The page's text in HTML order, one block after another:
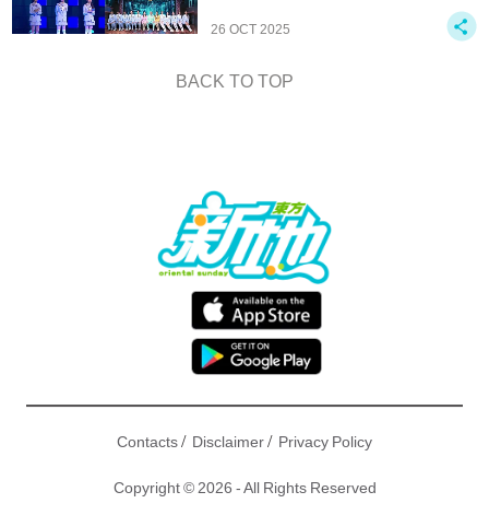
26 OCT 2025
BACK TO TOP
Contacts/ Disclaimer/ Privacy Policy
Copyright © 2026 - All Rights Reserved